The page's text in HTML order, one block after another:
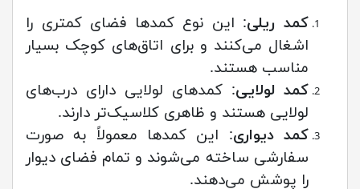
کمد ریلی: این نوع کمدها فضای کمتری را
اشغال می‌کنند و برای اتاق‌های کوچک بسیار
مناسب هستند.
کمد لولایی: کمدهای لولایی دارای درب‌های
لولایی هستند و ظاهری کلاسیک‌تر دارند.
کمد دیواری: این کمدها معمولاً به صورت
سفارشی ساخته می‌شوند و تمام فضای دیوار
را پوشش می‌دهند.